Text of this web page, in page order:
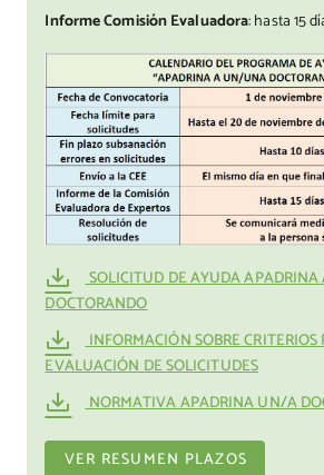
Informe Comisión Evaluadora: hasta 15
SOLICITUD DE AYUDA
DOCTORANDO
INFORMACIÓN SOBRE CRITERIOS
EVALUACIÓN DE SOLICITUDES
NORMATIVA APADRINA UN/A
VER RESUMEN PLAZOS